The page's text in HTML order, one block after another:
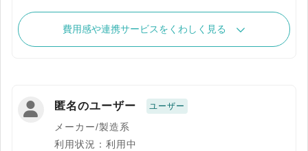
費用感や連携サービスをくわしく見る
匿名のユーザー ユーザー
メーカー/製造系
利用状況：利用中